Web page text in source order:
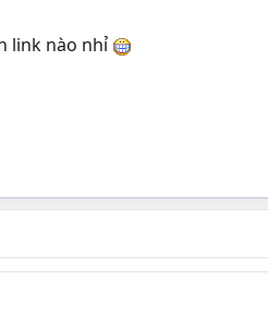
link nào nhỉ